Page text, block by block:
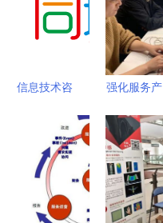
信息技术咨
动企业数字
化转型的智
慧引擎
强化服务产
越创新性科
技服务机构
信息技术咨
询服务的核